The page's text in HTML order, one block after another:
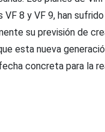
VF 8 y VF 9, han
su previsión de
esta nueva
concreta para la